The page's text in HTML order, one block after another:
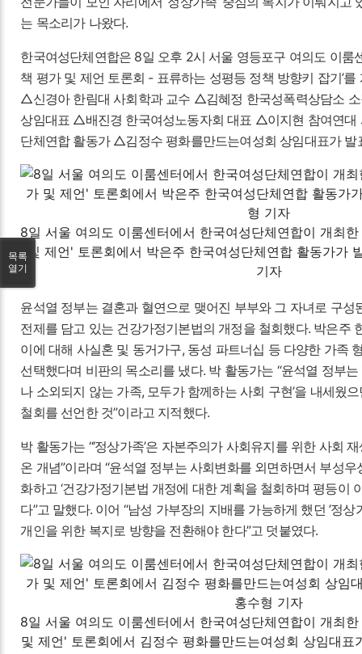
는 목소리가 나왔다.
한국여성단체연합은 8일 오후 2시 서울 영등포구 여의도 이룸
책 평가 및 제언 토론회 - 표류하는 성평등 정책 방향키 잡기’
△신경아 한림대 사회학과 교수 △김혜정 한국성폭력상담소
상임대표 △배진경 한국여성노동자회 대표 △이지현 참여연
단체연합 활동가 △김정수 평화를만드는여성회 상임대표가 발
8일 서울 여의도 이룸센터에서 한국여성단체연합이 개최
및 제언' 토론회에서 박은주 한국여성단체연합 활동가가
기자
윤석열 정부는 결혼과 혈연으로 맺어진 부부와 그 자녀로 구성
전제를 담고 있는 건강가정기본법의 개정을 철회했다. 박은주
이에 대해 사실혼 및 동거가구, 동성 파트너십 등 다양한 가족
선택했다며 비판의 목소리를 냈다. 박 활동가는 “윤석열 정부는
나 소외되지 않는 가족, 모두가 함께하는 사회 구현’을 내세웠
철회를 선언한 것”이라고 지적했다.
박 활동가는 “‘정상가족’은 자본주의가 사회유지를 위한 사회
온 개념”이라며 “윤석열 정부는 사회변화를 외면하면서 부성
화하고 ‘건강가정기본법 개정에 대한 계획을 철회하며 평등이
다”고 말했다. 이어 “남성 가부장의 지배를 가능하게 했던 ’정상
개인을 위한 복지로 방향을 전환해야 한다”고 덧붙였다.
8일 서울 여의도 이룸센터에서 한국여성단체연합이 개최
및 제언' 토론회에서 김정수 평화를만드는여성회 상임대
목록
열기